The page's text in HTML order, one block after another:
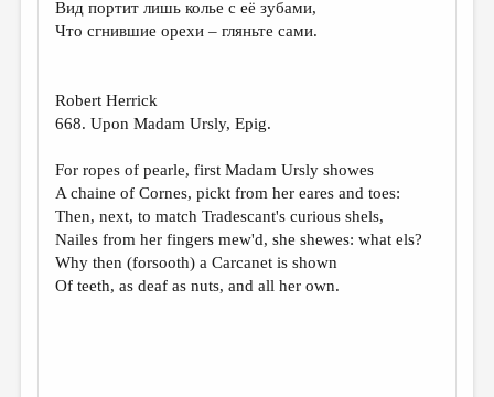
ИЗБРАННОЕ
ПРОИЗВЕДЕНИЯ
ПЕРЕВОДЫ
КОНКУРСЫ
ДЕТСКАЯ КОМНАТА
КНИЖНАЯ ПОЛКА
ОБЗОР ЛИТЕРАТУРЫ
Вид портит лишь колье с её зубами,
Что сгнившие орехи – гляньте сами.
Robert Herrick
668. Upon Madam Ursly, Epig.
For ropes of pearle, first Madam Ursly showes
A chaine of Cornes, pickt from her eares and toes:
Then, next, to match Tradescant's curious shels,
Nailes from her fingers mew'd, she shewes: what els?
Why then (forsooth) a Carcanet is shown
Of teeth, as deaf as nuts, and all her own.